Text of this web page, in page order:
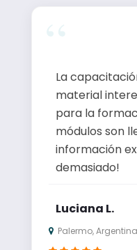
La capacitación cuenta con
material
para la
módulos son
información
demasiado!
Luciana L.
Palermo, Argentina